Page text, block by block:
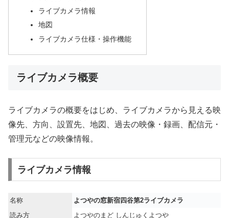
ライブカメラ情報
地図
ライブカメラ仕様・操作機能
ライブカメラ概要
ライブカメラの概要をはじめ、ライブカメラから見える映
像先、方向、設置先、地図、過去の映像・録画、配信元・
管理元などの映像情報。
ライブカメラ情報
名称
よつやの窓新宿四谷第2ライブカメラ
読み方
よつやのまど しんじゅくよつや